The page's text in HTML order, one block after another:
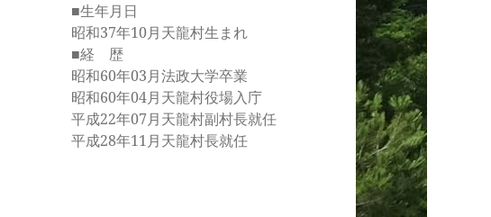
■生年月日
昭和37年10月天龍村生まれ
■経 歴
昭和60年03月法政大学卒業
昭和60年04月天龍村役場入庁
平成22年07月天龍村副村長就任
平成28年11月天龍村長就任